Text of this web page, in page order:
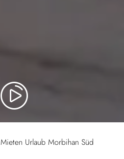
Mieten Urlaub Morbihan Süd